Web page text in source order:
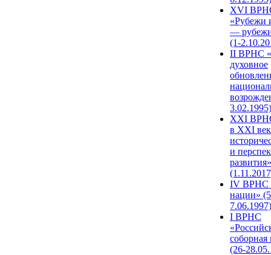
XVI
«Рубежи
—
(1-
II ВРНС
духовное
3.02.1995)
XХI
в XXI
и
развития»
IV ВРНС
нации»
7.06.1997)
I ВРНС
(26-